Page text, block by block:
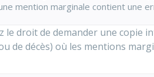
mention marginale contient une
le droit de demander une copie
de décès) où les mentions